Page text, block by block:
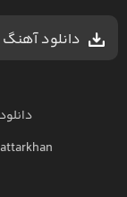
دانلود آهنگ